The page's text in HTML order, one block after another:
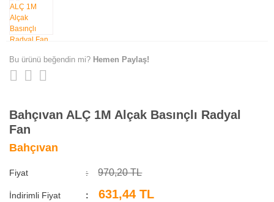
Bu ürünü beğendin mi? Hemen Paylaş!
Bahçıvan ALÇ 1M Alçak Basınçlı Radyal
Fan
Bahçıvan
Fiyat 970,20 TL
İndirimli Fiyat 631,44 TL